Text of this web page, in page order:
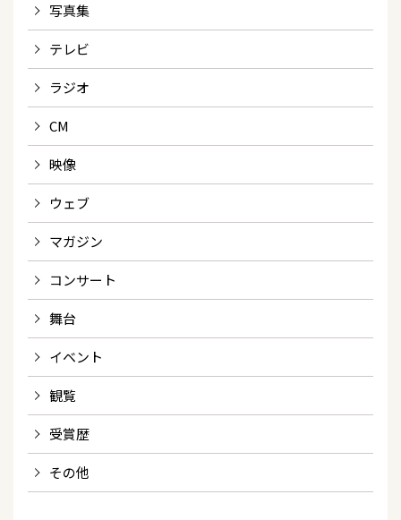
写真集
テレビ
ラジオ
CM
映像
ウェブ
マガジン
コンサート
舞台
イベント
観覧
受賞歴
その他